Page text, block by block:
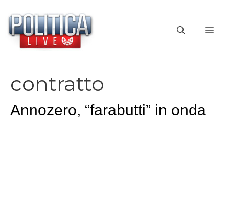
contenuto
contratto
Annozero, “farabutti” in onda